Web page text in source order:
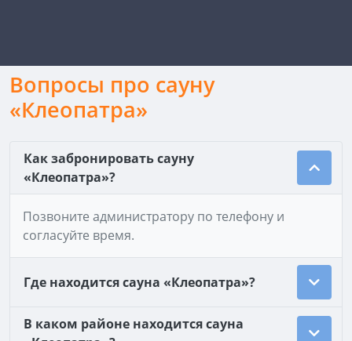
Вопросы про сауну
«Клеопатра»
Как забронировать сауну
«Клеопатра»?
Позвоните администратору по телефону и
согласуйте время.
Где находится сауна «Клеопатра»?
В каком районе находится сауна